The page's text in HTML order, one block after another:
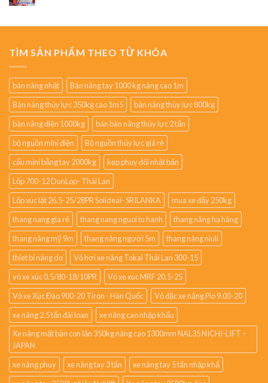
TÌM SẢN PHẨM THEO TỪ KHÓA
bàn nâng nhật
Bàn nâng tay 1000 kg nâng cao 1m
Bàn nâng thủy lực 350kg cao 1m5
bàn nâng thủy lực 800kg
bàn nâng điện 1000kg
bán bàn nâng thủy lực 2 tấn
bộ nguồn mini điện
Bộ nguồn thủy lực giá rẻ
cẩu mini bằng tay 2000kg
kẹp phuy đôi nhật bản
Lốp 700-12 DunLop- Thái Lan
Lốp xúc lật 26.5-25/28PR Solideal- SRILANKA
mua xe đẩy 250kg
thang nang gia rẻ
thang nang nguoi tu hanh
thang nâng hạ hàng
thang nâng mỹ 9m
thang nâng người 5m
thang nâng niuli
thiet bi nâng do
Vỏ hơi xe nâng Tokai Thái Lan 300-15
vỏ xe xúc 0.5/80-18/10PR
Vỏ xe xúc MRF 20.5-25
Vỏ xe Xúc Đào 900-20 Tiron - Hàn Quốc
Vỏ đặc xe nâng Pio 9.00-20
xe nâng 2.5 tấn đài loan
xe nâng cao nhập khẩu
Xe nâng mặt bàn con lăn 350kg nâng cao 1300mm NAL35 NICHI-LIFT –
JAPAN
xe nâng phuy
xe nâng tay 3 tấn
xe nâng tay 5 tấn nhập khẩ